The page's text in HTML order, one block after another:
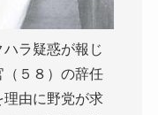
ラ疑惑が報じ
（５８）の辞任
理由に野党が求